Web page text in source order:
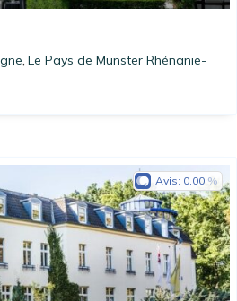
, Le Pays de Münster Rhénanie-
Avis: 0.00